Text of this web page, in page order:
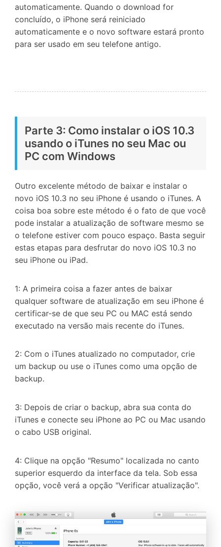
automaticamente. Quando o download for
concluído, o iPhone será reiniciado
automaticamente e o novo software estará pronto
para ser usado em seu telefone antigo.
Parte 3: Como instalar o iOS 10.3
usando o iTunes no seu Mac ou
PC com Windows
Outro excelente método de baixar e instalar o
novo iOS 10.3 no seu iPhone é usando o iTunes. A
coisa boa sobre este método é o fato de que você
pode instalar a atualização de software mesmo se
o telefone estiver com pouco espaço. Basta seguir
estas etapas para desfrutar do novo iOS 10.3 no
seu iPhone ou iPad.
1: A primeira coisa a fazer antes de baixar
qualquer software de atualização em seu iPhone é
certificar-se de que seu PC ou MAC está sendo
executado na versão mais recente do iTunes.
2: Com o iTunes atualizado no computador, crie
um backup ou use o iTunes como uma opção de
backup.
3: Depois de criar o backup, abra sua conta do
iTunes e conecte seu iPhone ao PC ou Mac usando
o cabo USB original.
4: Clique na opção "Resumo" localizada no canto
superior esquerdo da interface da tela. Sob essa
opção, você verá a opção "Verificar atualização".